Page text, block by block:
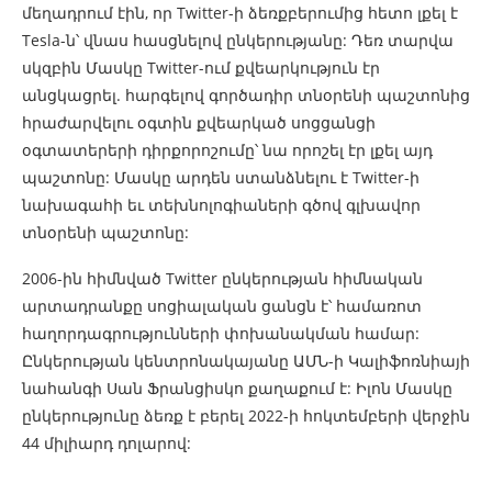
մեղադրում էին, որ Twitter-ի ձեռքբերումից հետո լքել է
Tesla-ն՝ վնաս հասցնելով ընկերությանը: Դեռ տարվա
սկզբին Մասկը Twitter-ում քվեարկություն էր
անցկացրել. հարգելով գործադիր տնօրենի պաշտոնից
հրաժարվելու օգտին քվեարկած սոցցանցի
օգտատերերի դիրքորոշումը՝ նա որոշել էր լքել այդ
պաշտոնը: Մասկը արդեն ստանձնելու է Twitter-ի
նախագահի եւ տեխնոլոգիաների գծով գլխավոր
տնօրենի պաշտոնը:
2006-ին հիմնված Twitter ընկերության հիմնական
արտադրանքը սոցիալական ցանցն է՝ համառոտ
հաղորդագրությունների փոխանակման համար:
Ընկերության կենտրոնակայանը ԱՄՆ-ի Կալիֆոռնիայի
նահանգի Սան Ֆրանցիսկո քաղաքում է: Իլոն Մասկը
ընկերությունը ձեռք է բերել 2022-ի հոկտեմբերի վերջին
44 միլիարդ դոլարով: